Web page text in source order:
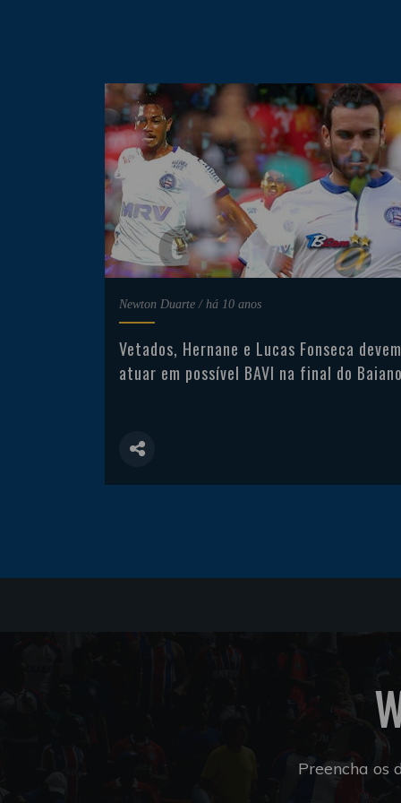
Newton Duarte / há 10 anos
Vetados, Hernane e Lucas Fonseca devem
atuar em possível BAVI na final do
Preencha os